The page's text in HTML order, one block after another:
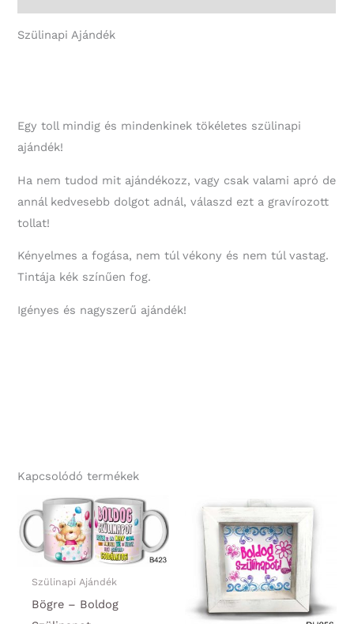
Szülinapi Ajándék
Egy toll mindig és mindenkinek tökéletes szülinapi
ajándék!
Ha nem tudod mit ajándékozz, vagy csak valami apró de
annál kedvesebb dolgot adnál, válaszd ezt a gravírozott
tollat!
Kényelmes a fogása, nem túl vékony és nem túl vastag.
Tintája kék színűen fog.
Igényes és nagyszerű ajándék!
Kapcsolódó termékek
Szülinapi Ajándék
Bögre – Boldog